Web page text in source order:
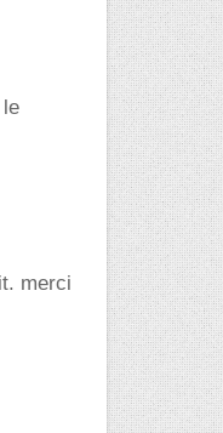
merci